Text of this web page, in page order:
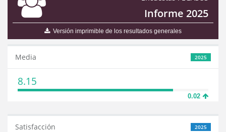
Informe 2025
Versión imprimible de los resultados generales
2025
Media
8.15
0.02
2025
Satisfacción